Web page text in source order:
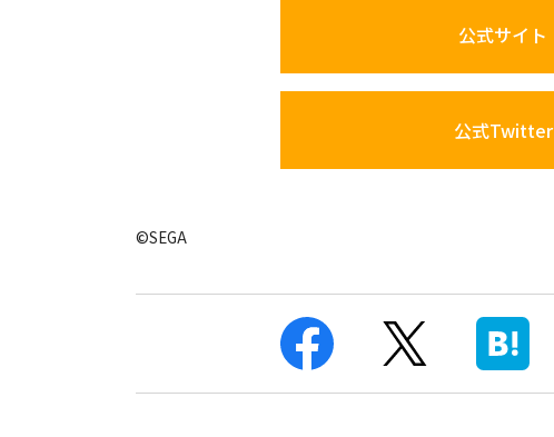
公式サイト
公式Twitter
©SEGA